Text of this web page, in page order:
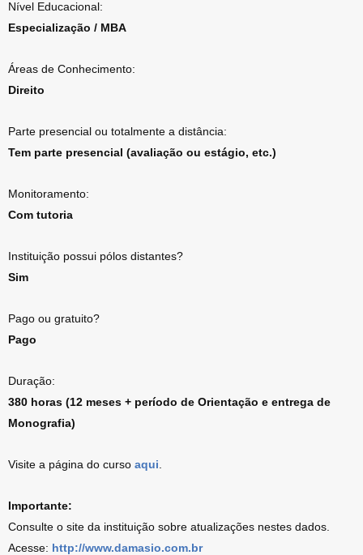
Nível Educacional:
Especialização / MBA
Áreas de Conhecimento:
Direito
Parte presencial ou totalmente a distância:
Tem parte presencial (avaliação ou estágio, etc.)
Monitoramento:
Com tutoria
Instituição possui pólos distantes?
Sim
Pago ou gratuito?
Pago
Duração:
380 horas (12 meses + período de Orientação e entrega de
Monografia)
Visite a página do curso aqui
Importante:
Consulte o site da instituição sobre atualizações nestes dados.
Acesse: http://www.damasio.com.br